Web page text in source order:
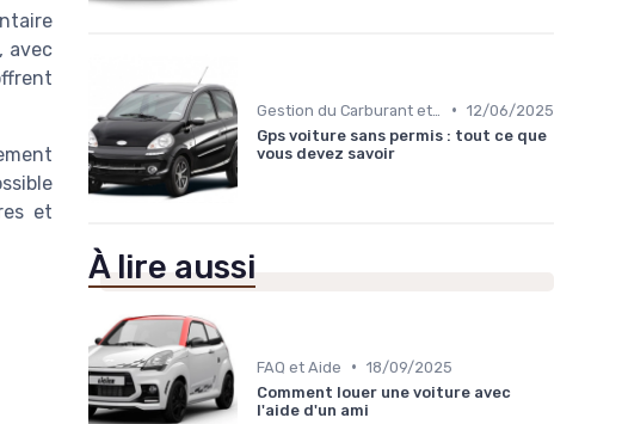
avec
et
• 12/06/2025
Gps voiture sans permis : tout ce que
vous devez savoir
À lire aussi
FAQ et Aide • 18/09/2025
Comment louer une voiture avec
l'aide d'un ami